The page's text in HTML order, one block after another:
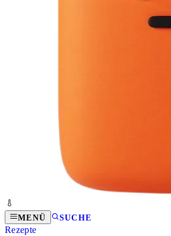
MENÜ SUCHE
Rezepte